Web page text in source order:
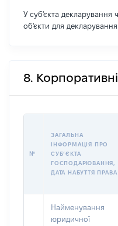
У суб'єкта декларування
об'єкти для декларування
8.
№
ЗАГАЛЬНА
ІНФОРМАЦІЯ ПРО
СУБʼЄКТА
ГОСПОДАРЮВАННЯ,
ДАТА НАБУТТЯ ПРАВА
Найменування
юридичної